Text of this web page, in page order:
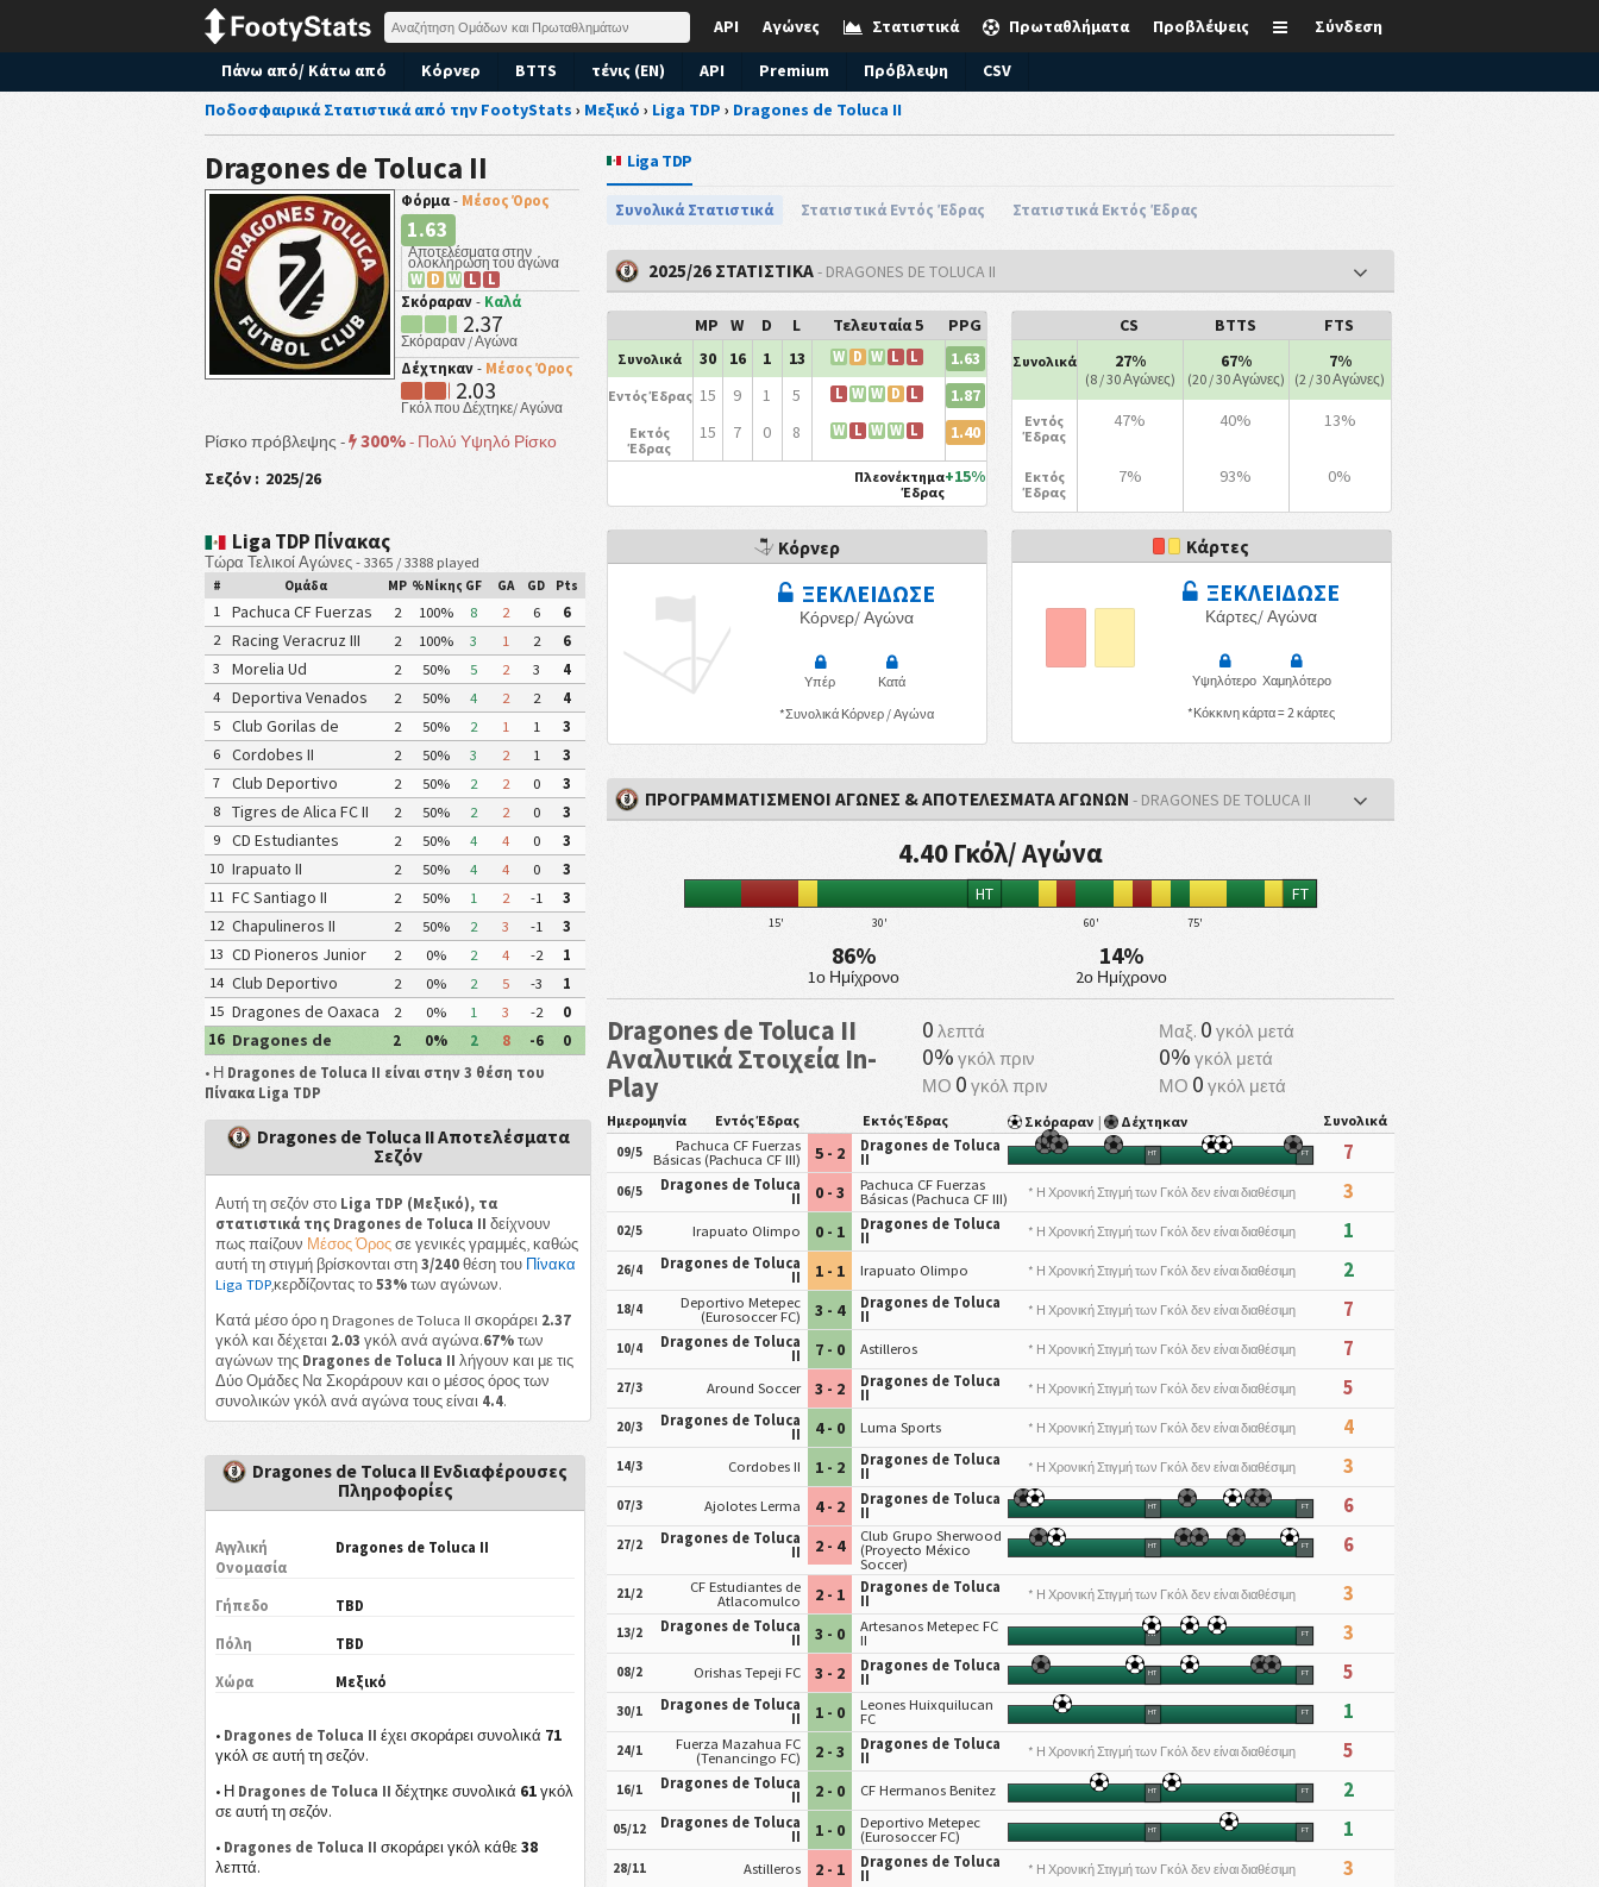
Σύνδεση
Προβλέψεις
Πρωταθλήματα
Στατιστικά
Αγώνες
API
Πάνω από/ Κάτω από Κόρνερ BTTS τένις (EN) API Premium Πρόβλεψη
CSV
Ποδοσφαιρικά Στατιστικά από την FootyStats › Μεξικό › Liga TDP › Dragones de Toluca II
Dragones de Toluca II
Φόρμα - Μέσος Όρος
1.63
Αποτελέσματα στην
ολοκλήρωση του αγώνα
W D W L
L
Σκόραραν - Καλά
2.37
Σκόραραν / Αγώνα
Δέχτηκαν - Μέσος Όρος
2.03
Γκόλ που Δέχτηκε/ Αγώνα
Ρίσκο πρόβλεψης - 300%- Πολύ Υψηλό Ρίσκο
Σεζόν : 2025/26
Liga TDP Πίνακας
Τώρα Τελικοί Αγώνες - 3365 / 3388 played
# Ομάδα MP %Νίκης GF GA GD Pts
1
Pachuca CF Fuerzas
Básicas (Pachuca CF
III)
2 100% 8 2 6
6
2
Racing Veracruz III 2 100% 3 1 2
6
3
Morelia Ud
Michoacana
2 50% 5 2 3
4
4
Deportiva Venados
FC II
2 50% 4 2 2
4
5
Club Gorilas de
Juanacatlan II
2 50% 2 1 1
3
6
Cordobes II 2 50% 3 2 1
3
7
Club Deportivo
Mineros de
Zacatecas II
2 50% 2 2 0
3
8
Tigres de Alica FC II 2 50% 2 2 0
3
9
CD Estudiantes
Tecos II
2 50% 4 4 0
3
10 Irapuato II 2 50% 4 4 0
3
11 FC Santiago II 2 50% 1 2 -1
3
12 Chapulineros II 2 50% 2 3 -1
3
13 CD Pioneros Junior
(CD Pioneros de
Cancún II)
2 0% 2 4 -2
1
14 Club Deportivo
Zitácuaro II
2 0% 2 5 -3
1
15 Dragones de Oaxaca
II
2 0% 1 3 -2
0
16 Dragones de
Toluca II
2 0% 2 8 -6
0
• Η Dragones de Toluca II είναι στην 3 θέση του
Πίνακα Liga TDP
Dragones de Toluca II Αποτελέσματα
Σεζόν
Αυτή τη σεζόν στο Liga TDP (Μεξικό), τα
στατιστικά της Dragones de Toluca II δείχνουν
πως παίζουν Μέσος Όροςσε γενικές γραμμές, καθώς
αυτή τη στιγμή βρίσκονται στη 3/240θέση του Πίνακα
Liga TDP,κερδίζοντας το 53%των αγώνων.
Κατά μέσο όρο η Dragones de Toluca II σκοράρει 2.37
γκόλ και δέχεται 2.03 γκόλ ανά αγώνα.67%των
αγώνων της Dragones de Toluca II λήγουν και με τις
Δύο Ομάδες Να Σκοράρουν και ο μέσος όρος των
συνολικών γκόλ ανά αγώνα τους είναι 4.4.
Dragones de Toluca II Ενδιαφέρουσες
Πληροφορίες
Αγγλική
Ονομασία
Dragones de Toluca II
Γήπεδο TBD
Πόλη TBD
Χώρα Μεξικό
• Dragones de Toluca II έχει σκοράρει συνολικά 71
γκόλ σε αυτή τη σεζόν.
• Η Dragones de Toluca II δέχτηκε συνολικά 61 γκόλ
σε αυτή τη σεζόν.
• Dragones de Toluca II σκοράρει γκόλ κάθε38
λεπτά.
Liga TDP
Συνολικά Στατιστικά Στατιστικά Εντός Έδρας Στατιστικά Εκτός Έδρας
2025/26 ΣΤΑΤΙΣΤΙΚΑ- DRAGONES DE TOLUCA II
MP W D L Τελευταία 5 PPG
Συνολικά 30 16 1 13 W D W L L 1.63
Εντός Έδρας 15 9 1 5 L W W D L 1.87
Εκτός
Έδρας
15 7 0 8 W L W W L 1.40
Πλεονέκτημα
Έδρας
+15%
CS BTTS FTS
Συνολικά 27%
(8 / 30 Αγώνες)
67%
(20 / 30 Αγώνες)
7%
(2 / 30 Αγώνες)
Εντός
Έδρας
47% 40% 13%
Εκτός
Έδρας
7% 93% 0%
Κόρνερ
ΞΕΚΛΕΙΔΩΣΕ
Κόρνερ/ Αγώνα
Υπέρ
Κατά
*Συνολικά Κόρνερ / Αγώνα
Κάρτες
ΞΕΚΛΕΙΔΩΣΕ
Κάρτες/ Αγώνα
Υψηλότερο Χαμηλότερο
*Κόκκινη κάρτα = 2 κάρτες
ΠΡΟΓΡΑΜΜΑΤΙΣΜΕΝΟΙ ΑΓΩΝΕΣ & ΑΠΟΤΕΛΕΣΜΑΤΑ ΑΓΩΝΩΝ - DRAGONES DE TOLUCA II
4.40 Γκόλ/ Αγώνα
15' 30'
HT
60' 75'
FT
86%
1ο Ημίχρονο
14%
2ο Ημίχρονο
Dragones de Toluca II
Αναλυτικά Στοιχεία In-
Play
0 λεπτά Μαξ. 0 γκόλ μετά
0% γκόλ πριν 0% γκόλ μετά
ΜΟ 0 γκόλ πριν ΜΟ 0 γκόλ μετά
Ημερομηνία Εντός Έδρας Εκτός Έδρας Σκόραραν| Δέχτηκαν Συνολικά
09/5
Pachuca CF Fuerzas
Básicas (Pachuca CF III)
5 - 2
Dragones de Toluca
II
HT FT 7
06/5
Dragones de Toluca
II
0 - 3
Pachuca CF Fuerzas
Básicas (Pachuca CF III)
* Η Χρονική Στιγμή των Γκόλ δεν είναι διαθέσιμη 3
02/5 Irapuato Olimpo 0 - 1
Dragones de Toluca
II
* Η Χρονική Στιγμή των Γκόλ δεν είναι διαθέσιμη 1
26/4
Dragones de Toluca
II
1 - 1 Irapuato Olimpo * Η Χρονική Στιγμή των Γκόλ δεν είναι διαθέσιμη 2
18/4
Deportivo Metepec
(Eurosoccer FC)
3 - 4
Dragones de Toluca
II
* Η Χρονική Στιγμή των Γκόλ δεν είναι διαθέσιμη 7
10/4
Dragones de Toluca
II
7 - 0 Astilleros * Η Χρονική Στιγμή των Γκόλ δεν είναι διαθέσιμη 7
27/3 Around Soccer 3 - 2
Dragones de Toluca
II
* Η Χρονική Στιγμή των Γκόλ δεν είναι διαθέσιμη 5
20/3
Dragones de Toluca
II
4 - 0 Luma Sports * Η Χρονική Στιγμή των Γκόλ δεν είναι διαθέσιμη 4
14/3 Cordobes II 1 - 2
Dragones de Toluca
II
* Η Χρονική Στιγμή των Γκόλ δεν είναι διαθέσιμη 3
07/3 Ajolotes Lerma 4 - 2
Dragones de Toluca
II
HT FT 6
27/2
Dragones de Toluca
II
2 - 4
Club Grupo Sherwood
(Proyecto México
Soccer)
HT FT 6
21/2
CF Estudiantes de
Atlacomulco
2 - 1
Dragones de Toluca
II
* Η Χρονική Στιγμή των Γκόλ δεν είναι διαθέσιμη 3
13/2
Dragones de Toluca
II
3 - 0
Artesanos Metepec FC
II
HT FT 3
08/2 Orishas Tepeji FC 3 - 2
Dragones de Toluca
II
HT FT 5
30/1
Dragones de Toluca
II
1 - 0
Leones Huixquilucan
FC
HT FT 1
24/1
Fuerza Mazahua FC
(Tenancingo FC)
2 - 3
Dragones de Toluca
II
* Η Χρονική Στιγμή των Γκόλ δεν είναι διαθέσιμη 5
16/1
Dragones de Toluca
II
2 - 0 CF Hermanos Benitez HT FT 2
05/12
Dragones de Toluca
II
1 - 0
Deportivo Metepec
(Eurosoccer FC)
HT FT 1
28/11 Astilleros 2 - 1
Dragones de Toluca
II
* Η Χρονική Στιγμή των Γκόλ δεν είναι διαθέσιμη 3